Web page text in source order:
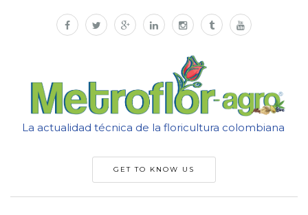
La actualidad técnica de la floricultura colombiana
GET TO KNOW US